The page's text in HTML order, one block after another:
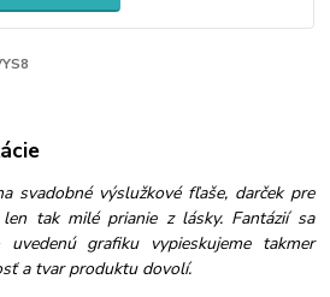
svadobné výslužkové fľaše, darček pre
tak milé prianie z lásky. Fantázií sa
grafiku vypieskujeme takmer
a tvar produktu dovolí.